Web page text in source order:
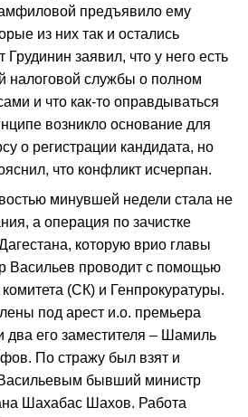
предъявило ему
из них так и остались
заявил, что у него есть
налоговой службы о полном
и что как-то оправдываться
возникло основание для
о регистрации кандидата, но
что конфликт исчерпан.
минувшей недели стала не
а операция по зачистке
которую врио главы
Васильев проводит с помощью
(СК) и Генпрокуратуры.
под арест и.о. премьера
два его заместителя – Шамиль
По стражу был взят и
бывший министр
Шахабас Шахов. Работа